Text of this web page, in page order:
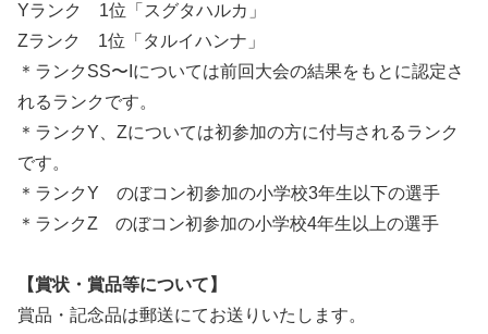
Yランク 1位「スグタハルカ」
Zランク 1位「タルイハンナ」
＊ランクSS〜Iについては前回大会の結果をもとに認定さ
れるランクです。
＊ランクY、Zについては初参加の方に付与されるランク
です。
＊ランクY のぼコン初参加の小学校3年生以下の選手
＊ランクZ のぼコン初参加の小学校4年生以上の選手
【賞状・賞品等について】
賞品・記念品は郵送にてお送りいたします。